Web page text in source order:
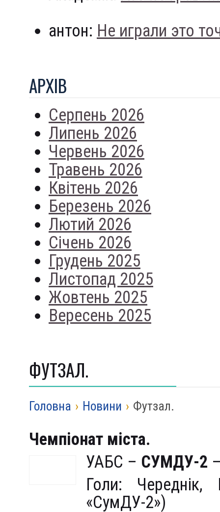
антон: Не играли это
АРХIВ
Серпень 2026
Липень 2026
Червень 2026
Травень 2026
Квітень 2026
Березень 2026
Лютий 2026
Січень 2026
Грудень 2025
Листопад 2025
Жовтень 2025
Вересень 2025
ФУТЗАЛ.
Головна › Новини › Футзал.
Чемпіонат міста.
УАБС – СУМДУ-2
Голи:
«СумДУ-2»)